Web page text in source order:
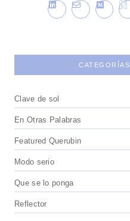
CATEGORÍAS
Clave de sol
En Otras Palabras
Featured Querubin
Modo serio
Que se lo ponga
Reflector